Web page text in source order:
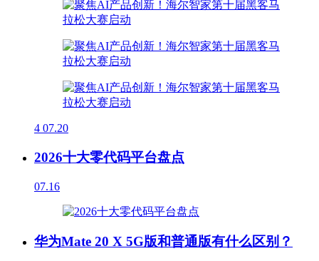
4 07.20
2026十大零代码平台盘点
07.16
华为Mate 20 X 5G版和普通版有什么区别？